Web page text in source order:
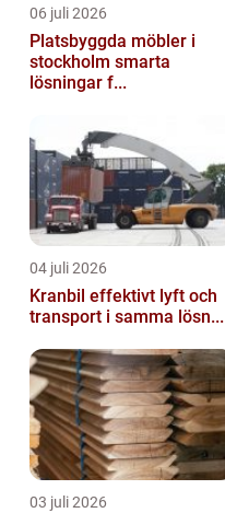
06 juli 2026
Platsbyggda möbler i
stockholm smarta
lösningar f...
04 juli 2026
Kranbil effektivt lyft och
transport i samma lösn...
03 juli 2026